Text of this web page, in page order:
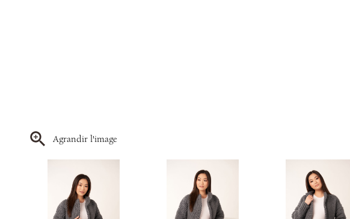
Agrandir l'image